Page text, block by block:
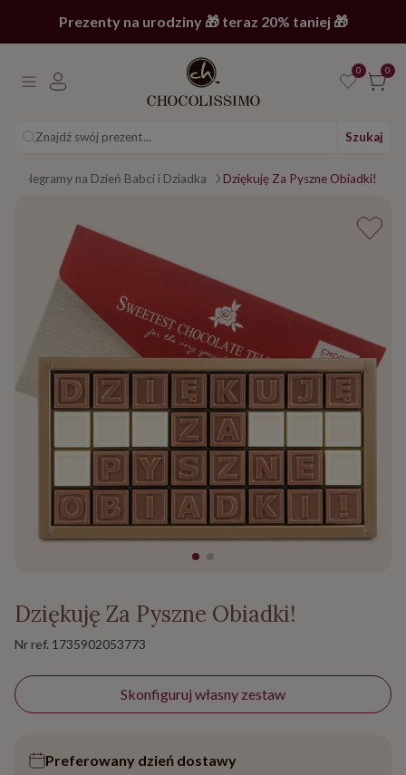
Prezenty na urodziny 🎁 teraz 20% taniej 🎁
0 0
Znajdź swój prezent... Szukaj
Telegramy na Dzień Babci i Dziadka Dziękuję Za Pyszne Obiadki!
Dziękuję Za Pyszne Obiadki!
Nr ref. 1735902053773
Skonfiguruj własny zestaw
Preferowany dzień dostawy